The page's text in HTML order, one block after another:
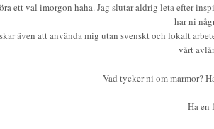
ett val imorgon haha. Jag slutar aldrig leta efter
har ni
även att använda mig utan svenskt och lokalt
vårt
Vad tycker ni om marmor?
Ha en